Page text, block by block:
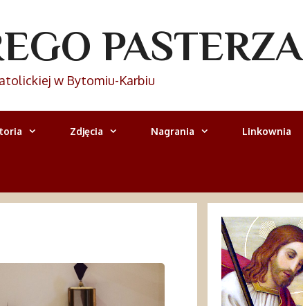
PASTERZA
w Bytomiu-Karbiu
Zdjęcia Nagrania Linkownia